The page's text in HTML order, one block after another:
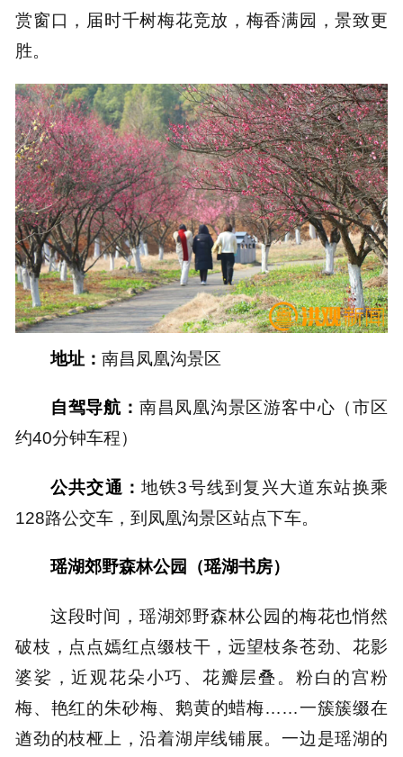
赏窗口，届时千树梅花竞放，梅香满园，景致更
胜。
地址： 南昌凤凰沟景区
自驾导航： 南昌凤凰沟景区游客中心（市区
约40分钟车程）
公共交通： 地铁3号线到复兴大道东站换乘
128路公交车，到凤凰沟景区站点下车。
瑶湖郊野森林公园（瑶湖书房）
这段时间，瑶湖郊野森林公园的梅花也悄然
破枝，点点嫣红点缀枝干，远望枝条苍劲、花影
婆娑，近观花朵小巧、花瓣层叠。粉白的宫粉
梅、艳红的朱砂梅、鹅黄的蜡梅……一簇簇缀在
遒劲的枝桠上，沿着湖岸线铺展。一边是瑶湖的